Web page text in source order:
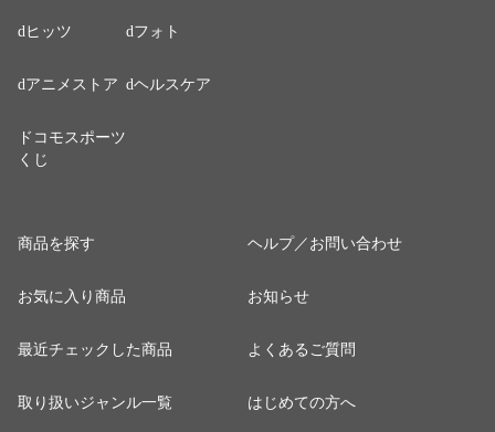
dヒッツ dフォト
dアニメストア dヘルスケア
ドコモスポーツ
くじ
商品を探す
お気に入り商品
最近チェックした商品
取り扱いジャンル一覧
ヘルプ／お問い合わせ
お知らせ
よくあるご質問
はじめての方へ